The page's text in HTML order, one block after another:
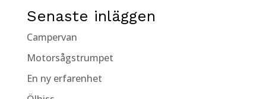
Senaste inläggen
Campervan
Motorsågstrumpet
En ny erfarenhet